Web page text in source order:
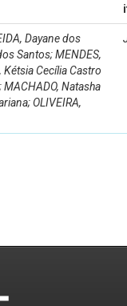
Dayane dos
Santos; MENDES,
Kétsia Cecília Castro
MACHADO, Natasha
OLIVEIRA,